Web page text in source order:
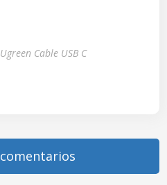
Cable USB C